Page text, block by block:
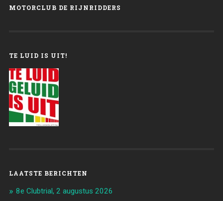
MOTORCLUB DE RIJNRIDDERS
TE LUID IS UIT!
LAATSTE BERICHTEN
8e Clubtrial, 2 augustus 2026